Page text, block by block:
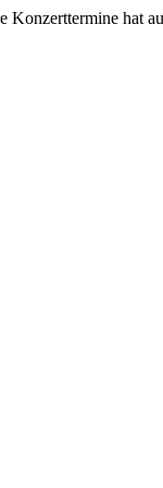
Konzerttermine hat